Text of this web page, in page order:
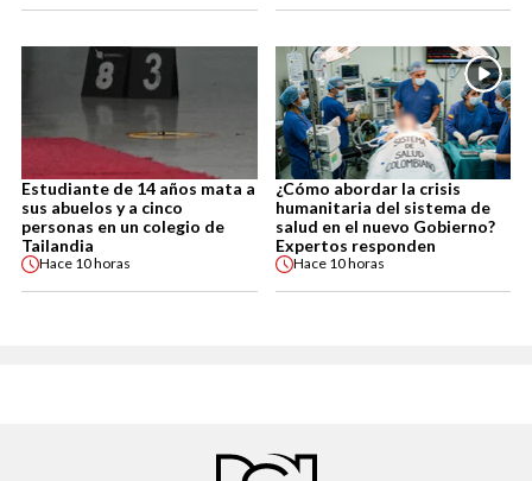
Estudiante de 14 años mata a
sus abuelos y a cinco
personas en un colegio de
Tailandia
Hace 10 horas
¿Cómo abordar la crisis
humanitaria del sistema de
salud en el nuevo Gobierno?
Expertos responden
Hace 10 horas